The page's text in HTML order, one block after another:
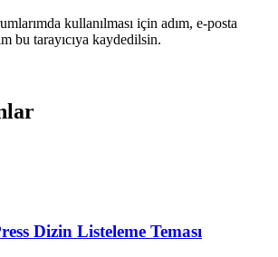
kullanılması için adım, e-posta
bu tarayıcıya kaydedilsin.
Dizin Listeleme Teması